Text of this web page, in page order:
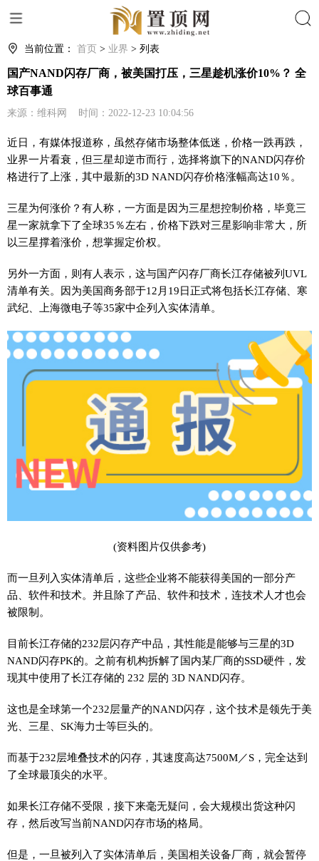
当前位置： 首页 > 业界 > 列表
国产NAND闪存厂商，被美国打压，三星趁机涨价10%？ 全
球百事通
来源：维科网 时间：2022-12-23 10:04:56
近日，有媒体报道称，虽然存储市场整体低迷，价格一跌再跌，
业界一片看衰，但三星却逆市而行，选择将旗下的NAND闪存价
格进行了上涨，其中最新的3D NAND闪存价格涨幅高达10％。
三星为何涨价？有人称，一方面是因为三星想控制价格，毕竟三
星一家就拿下了全球35％左右，价格下跌对三星影响非常大，所
以三星撑着涨价，想掌握定价权。
另外一方面，则有人表示，这与国产闪存厂商长江存储被列UVL
清单有关。因为美国商务部于12月19日正式将包括长江存储、寒
武纪、上海微电子等35家中企列入实体清单。
(资料图片仅供参考)
而一旦列入实体清单后，这些企业将不能获得美国的一部分产
品、软件和技术。并且除了产品、软件和技术，连技术人才也会
被限制。
目前长江存储的232层闪存产中品，其性能是能够与三星的3D
NAND闪存PK的。之前有机构拆解了国内某厂商的SSD硬件，发
现其中使用了长江存储的 232 层的 3D NAND闪存。
这也是全球第一个232层量产的NAND闪存，这个技术是领先于美
光、三星、SK海力士等巨头的。
而基于232层堆叠技术的闪存，其速度高达7500M／S，完全达到
了全球最顶尖的水平。
如果长江存储不受限，接下来毫无疑问，会大规模出货这种闪
存，然后改写当前NAND闪存市场的格局。
但是，一旦被列入了实体清单后，美国相关设备厂商，就会暂停